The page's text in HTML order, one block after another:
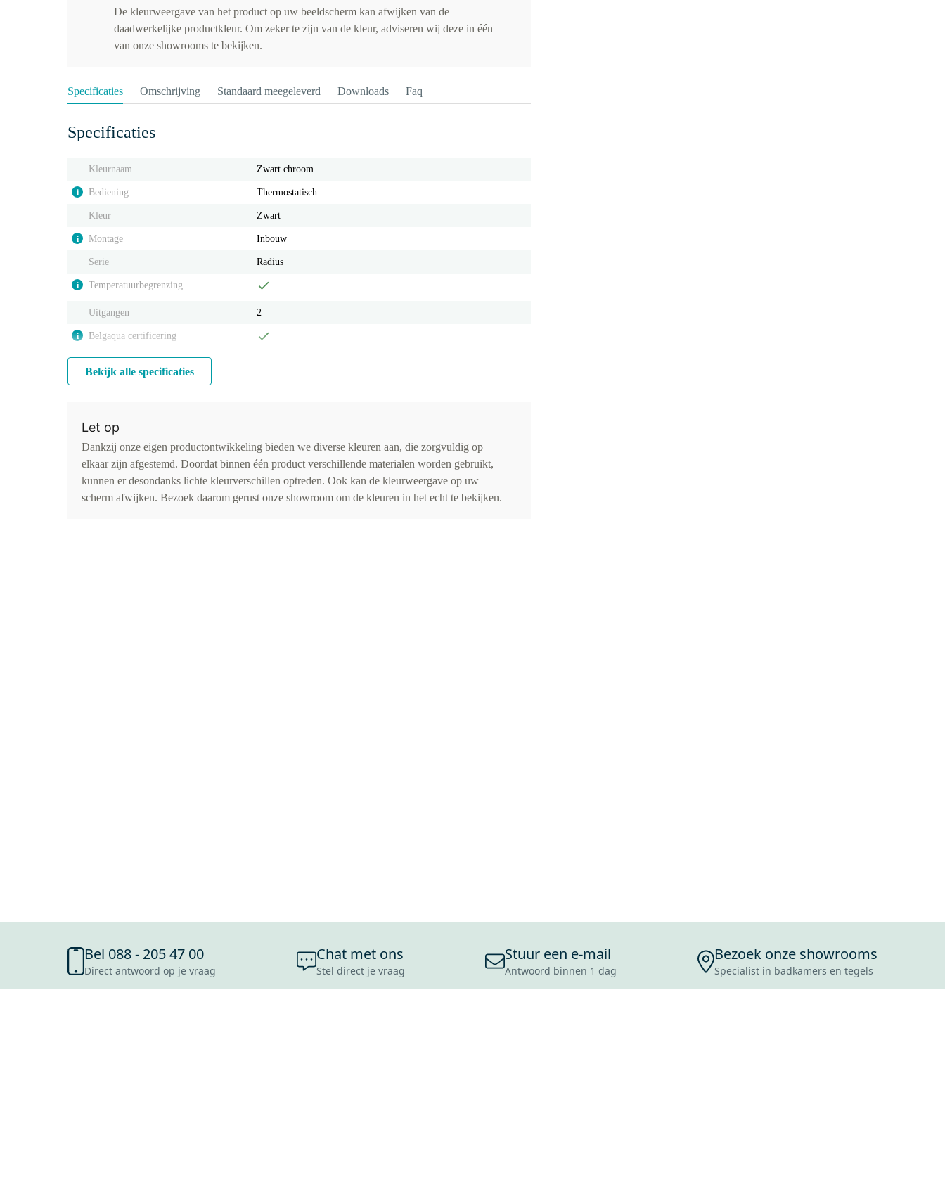
De kleurweergave van het product op uw beeldscherm kan afwijken van de
daadwerkelijke productkleur. Om zeker te zijn van de kleur, adviseren wij deze in één
van onze showrooms te bekijken.
Specificaties Omschrijving Standaard meegeleverd Downloads Faq
Specificaties
Kleurnaam Zwart chroom
i Bediening Thermostatisch
Kleur Zwart
i Montage Inbouw
Serie Radius
i Temperatuurbegrenzing
Uitgangen 2
i Belgaqua certificering
Bekijk alle specificaties
Let op
Dankzij onze eigen productontwikkeling bieden we diverse kleuren aan, die zorgvuldig op
elkaar zijn afgestemd. Doordat binnen één product verschillende materialen worden gebruikt,
kunnen er desondanks lichte kleurverschillen optreden. Ook kan de kleurweergave op uw
scherm afwijken. Bezoek daarom gerust onze showroom om de kleuren in het echt te bekijken.
Bel 088 - 205 47 00
Direct antwoord op je vraag
Chat met ons
Stel direct je vraag
Stuur een e-mail
Antwoord binnen 1 dag
Bezoek onze showrooms
Specialist in badkamers en tegels